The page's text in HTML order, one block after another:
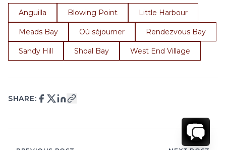
Anguilla Blowing Point Little Harbour
Meads Bay Où séjourner Rendezvous Bay
Sandy Hill Shoal Bay West End Village
SHARE: